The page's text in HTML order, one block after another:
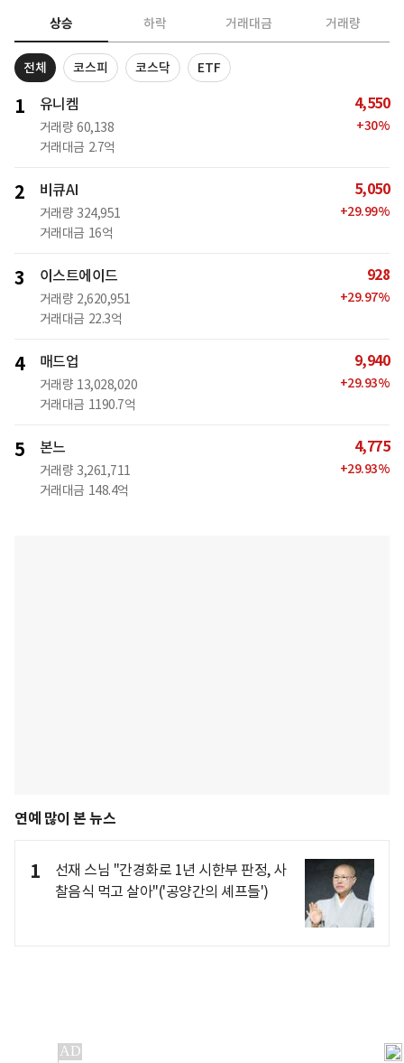
상승 하락 거래대금 거래량
전체 코스피 코스닥 ETF
1 유니켐
거래량 60,138
거래대금 2.7억
4,550
+30%
2 비큐AI
거래량 324,951
거래대금 16억
5,050
+29.99%
3 이스트에이드
거래량 2,620,951
거래대금 22.3억
928
+29.97%
4 매드업
거래량 13,028,020
거래대금 1190.7억
9,940
+29.93%
5 본느
거래량 3,261,711
거래대금 148.4억
4,775
+29.93%
연예 많이 본 뉴스
1
선재 스님 "간경화로 1년 시한부 판정, 사
찰음식 먹고 살아"('공양간의 셰프들')